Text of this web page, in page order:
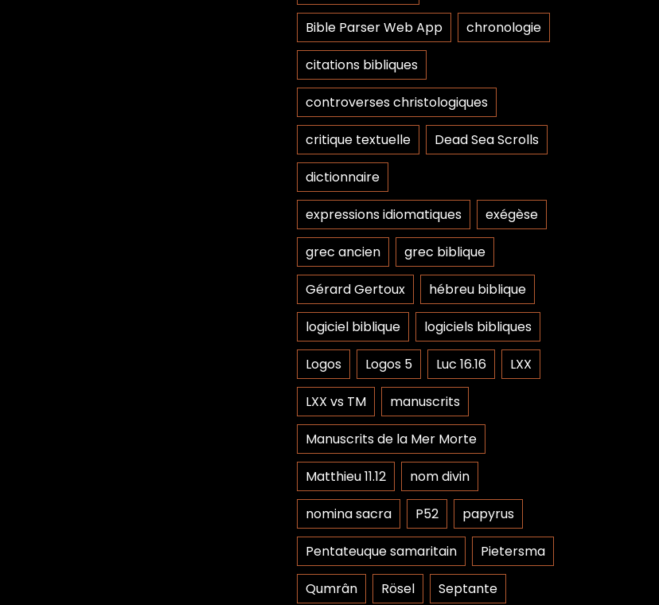
Bible Parser Web App chronologie
citations bibliques
controverses christologiques
critique textuelle Dead Sea Scrolls
dictionnaire
expressions idiomatiques exégèse
grec ancien grec biblique
Gérard Gertoux hébreu biblique
logiciel biblique logiciels bibliques
Logos Logos 5 Luc 16.16 LXX
LXX vs TM manuscrits
Manuscrits de la Mer Morte
Matthieu 11.12 nom divin
nomina sacra P52 papyrus
Pentateuque samaritain Pietersma
Qumrân Rösel Septante